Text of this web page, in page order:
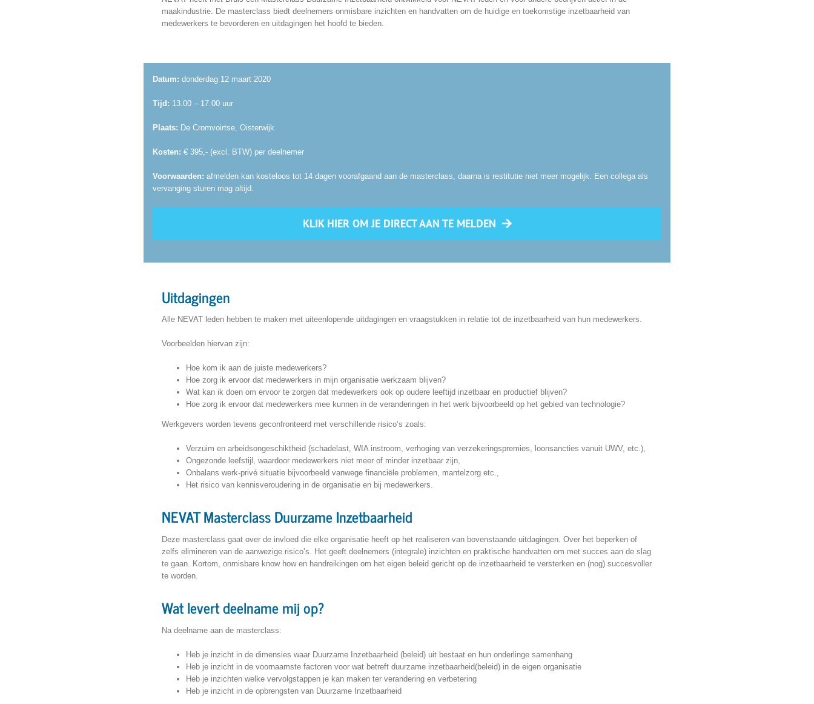
maakindustrie. De masterclass biedt deelnemers onmisbare inzichten en handvatten om de huidige en toekomstige inzetbaarheid van
medewerkers te bevorderen en uitdagingen het hoofd te bieden.
Datum: donderdag 12 maart 2020
Tijd: 13.00 – 17.00 uur
Plaats: De Cromvoirtse, Oisterwijk
Kosten: € 395,- (excl. BTW) per deelnemer
Voorwaarden: afmelden kan kosteloos tot 14 dagen voorafgaand aan de masterclass, daarna is restitutie niet meer mogelijk. Een collega als
vervanging sturen mag altijd.
KLIK HIER OM JE DIRECT AAN TE MELDEN
Uitdagingen
Alle NEVAT leden hebben te maken met uiteenlopende uitdagingen en vraagstukken in relatie tot de inzetbaarheid van hun medewerkers.
Voorbeelden hiervan zijn:
Hoe kom ik aan de juiste medewerkers?
Hoe zorg ik ervoor dat medewerkers in mijn organisatie werkzaam blijven?
Wat kan ik doen om ervoor te zorgen dat medewerkers ook op oudere leeftijd inzetbaar en productief blijven?
Hoe zorg ik ervoor dat medewerkers mee kunnen in de veranderingen in het werk bijvoorbeeld op het gebied van technologie?
Werkgevers worden tevens geconfronteerd met verschillende risico’s zoals:
Verzuim en arbeidsongeschiktheid (schadelast, WIA instroom, verhoging van verzekeringspremies, loonsancties vanuit UWV, etc.),
Ongezonde leefstijl, waardoor medewerkers niet meer of minder inzetbaar zijn,
Onbalans werk-privé situatie bijvoorbeeld vanwege financiële problemen, mantelzorg etc.,
Het risico van kennisveroudering in de organisatie en bij medewerkers.
NEVAT Masterclass Duurzame Inzetbaarheid
Deze masterclass gaat over de invloed die elke organisatie heeft op het realiseren van bovenstaande uitdagingen. Over het beperken of
zelfs elimineren van de aanwezige risico’s. Het geeft deelnemers (integrale) inzichten en praktische handvatten om met succes aan de slag
te gaan. Kortom, onmisbare know how en handreikingen om het eigen beleid gericht op de inzetbaarheid te versterken en (nog) succesvoller
te worden.
Wat levert deelname mij op?
Na deelname aan de masterclass:
Heb je inzicht in de dimensies waar Duurzame Inzetbaarheid (beleid) uit bestaat en hun onderlinge samenhang
Heb je inzicht in de voornaamste factoren voor wat betreft duurzame inzetbaarheid(beleid) in de eigen organisatie
Heb je inzichten welke vervolgstappen je kan maken ter verandering en verbetering
Heb je inzicht in de opbrengsten van Duurzame Inzetbaarheid